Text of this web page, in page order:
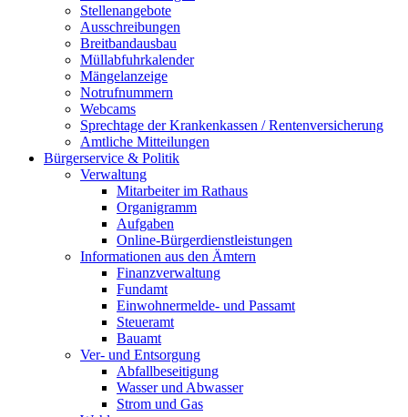
Stellenangebote
Ausschreibungen
Breitbandausbau
Müllabfuhrkalender
Mängelanzeige
Notrufnummern
Webcams
Sprechtage der Krankenkassen / Rentenversicherung
Amtliche Mitteilungen
Bürgerservice & Politik
Verwaltung
Mitarbeiter im Rathaus
Organigramm
Aufgaben
Online-Bürgerdienstleistungen
Informationen aus den Ämtern
Finanzverwaltung
Fundamt
Einwohnermelde- und Passamt
Steueramt
Bauamt
Ver- und Entsorgung
Abfallbeseitigung
Wasser und Abwasser
Strom und Gas